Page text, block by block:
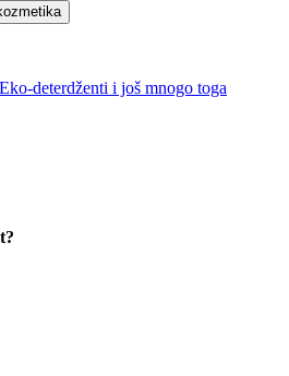
Eko-deterdženti i još mnogo toga